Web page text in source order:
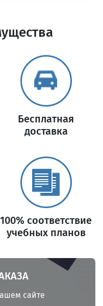
Бесплатная
доставка
100% соответствие
учебных планов
сайте